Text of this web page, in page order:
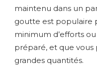
maintenu dans un
goutte est populaire
minimum d’efforts
préparé, et que
grandes quantités.